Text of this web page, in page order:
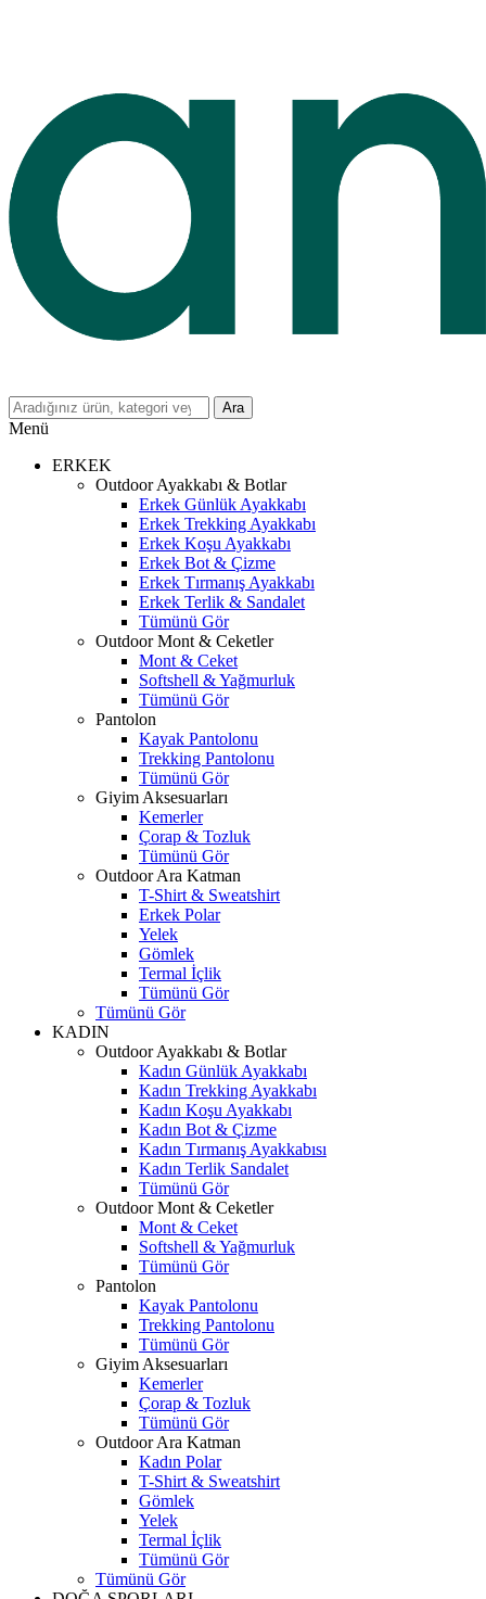
Ara
Menü
ERKEK
Outdoor Ayakkabı & Botlar
Erkek Günlük Ayakkabı
Erkek Trekking Ayakkabı
Erkek Koşu Ayakkabı
Erkek Bot & Çizme
Erkek Tırmanış Ayakkabı
Erkek Terlik & Sandalet
Tümünü Gör
Outdoor Mont & Ceketler
Mont & Ceket
Softshell & Yağmurluk
Tümünü Gör
Pantolon
Kayak Pantolonu
Trekking Pantolonu
Tümünü Gör
Giyim Aksesuarları
Kemerler
Çorap & Tozluk
Tümünü Gör
Outdoor Ara Katman
T-Shirt & Sweatshirt
Erkek Polar
Yelek
Gömlek
Termal İçlik
Tümünü Gör
Tümünü Gör
KADIN
Outdoor Ayakkabı & Botlar
Kadın Günlük Ayakkabı
Kadın Trekking Ayakkabı
Kadın Koşu Ayakkabı
Kadın Bot & Çizme
Kadın Tırmanış Ayakkabısı
Kadın Terlik Sandalet
Tümünü Gör
Outdoor Mont & Ceketler
Mont & Ceket
Softshell & Yağmurluk
Tümünü Gör
Pantolon
Kayak Pantolonu
Trekking Pantolonu
Tümünü Gör
Giyim Aksesuarları
Kemerler
Çorap & Tozluk
Tümünü Gör
Outdoor Ara Katman
Kadın Polar
T-Shirt & Sweatshirt
Gömlek
Yelek
Termal İçlik
Tümünü Gör
Tümünü Gör